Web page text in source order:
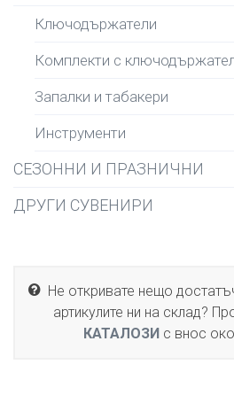
Ключодържатели
Комплекти с
Запалки и табакери
Инструменти
СЕЗОННИ И ПРАЗНИЧНИ
ДРУГИ СУВЕНИРИ
Не откривате нещо
артикулите ни на склад?
КАТАЛОЗИс внос